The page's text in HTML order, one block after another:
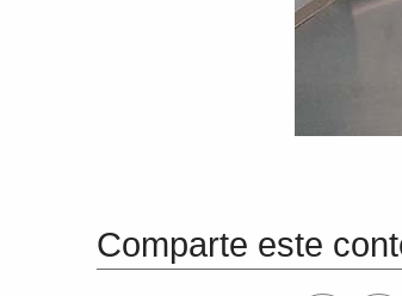
Comparte este